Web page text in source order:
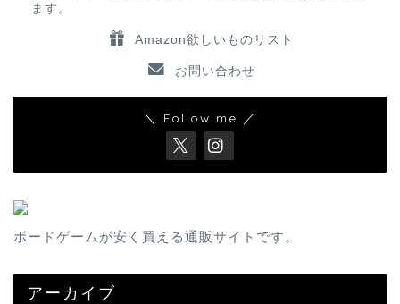
ます。
Amazon欲しいものリスト
お問い合わせ
＼ Follow me ／
ボードゲームが安く買える通販サイトです。
アーカイブ